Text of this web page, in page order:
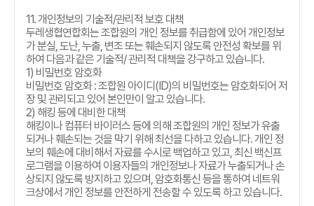
11.개인정보의 기술적/관리적 보호 대책
두레생협연합회는 조합원의 개인 정보를 취급함에 있어 개인정보
가 분실,도난,누출, 변조 또는 훼손되지 않도록 안전성 확보를 위
하여 다음과 같은 기술적/관리적 대책을 강구하고 있습니다.
1) 비밀번호 암호화
비밀번호 암호화:조합원 아이디 (ID)의 비밀번호는 암호화되어 저
장 및 관리되고 있어 본인만이 알고 있습니다.
2) 해킹 등에 대비한 대책
해킹이나 컴퓨터 바이러스 등에 의해 조합원의 개인 정보가 유출
되거나 훼손되는 것을 막기 위해 최선을 다하고 있습니다.개인 정
보의 훼손에 대비해서 자료를 수시로 백업하고 있고,최신 백신프
로그램을 이용하여 이용자들의 개인정보나 자료가 누출되거나 손
상되지 않도록 방지하고 있으며, 암호화통신 등을 통하여 네트워
크상에서 개인 정보를 안전하게 전송할 수 있도록 하고 있습니다.